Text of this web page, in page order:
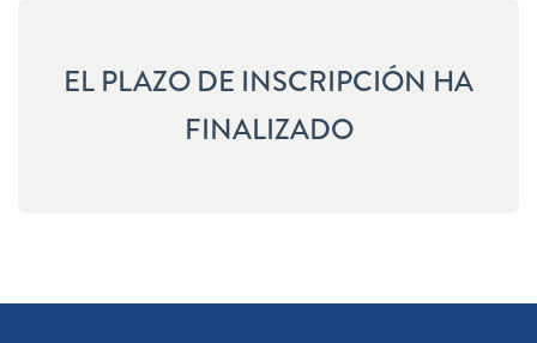
EL PLAZO DE INSCRIPCIÓN HA
FINALIZADO